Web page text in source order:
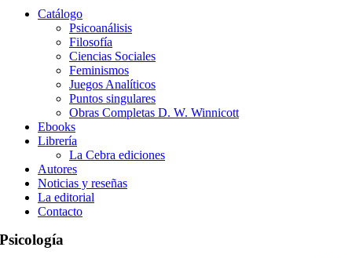
Catálogo
Psicoanálisis
Filosofía
Ciencias Sociales
Feminismos
Juegos Analíticos
Puntos singulares
Obras Completas D. W. Winnicott
Ebooks
Librería
La Cebra ediciones
Autores
Noticias y reseñas
La editorial
Contacto
Psicología